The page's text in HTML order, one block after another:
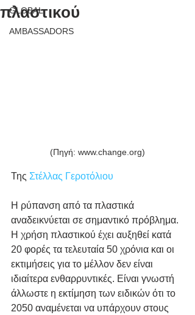
GLOBAL
AMBASSADORS
πλαστικού
(Πηγή: www.change.org)
Της Στέλλας Γεροτόλιου
Η ρύπανση από τα πλαστικά
αναδεικνύεται σε σημαντικό πρόβλημα.
Η χρήση πλαστικού έχει αυξηθεί κατά
20 φορές τα τελευταία 50 χρόνια και οι
εκτιμήσεις για το μέλλον δεν είναι
ιδιαίτερα ενθαρρυντικές. Είναι γνωστή
άλλωστε η εκτίμηση των ειδικών ότι το
2050 αναμένεται να υπάρχουν στους